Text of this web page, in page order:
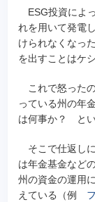
ESG投資によ
れを用いて発電
けられなくなっ
を出すことはケ
これで怒った
っている州の年
は何事か？ とい
そこで仕返し
は年金基金など
州の資金の運用
えている（例